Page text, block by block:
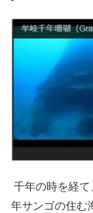
千年の時
年サンゴの住む